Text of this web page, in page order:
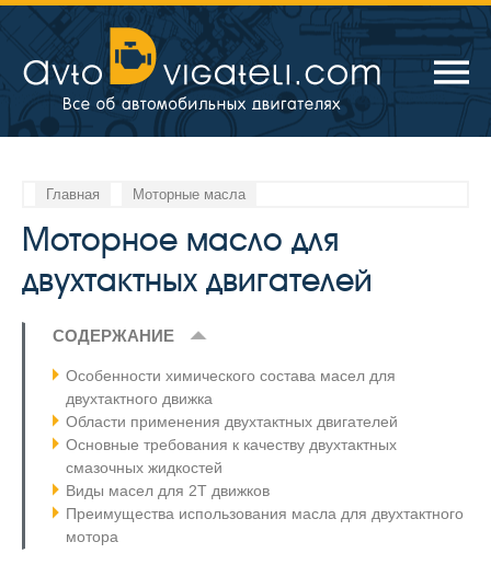
Главная Моторные масла
Моторное масло для
двухтактных двигателей
СОДЕРЖАНИЕ
Особенности химического состава масел для
двухтактного движка
Области применения двухтактных двигателей
Основные требования к качеству двухтактных
смазочных жидкостей
Виды масел для 2Т движков
Преимущества использования масла для двухтактного
мотора